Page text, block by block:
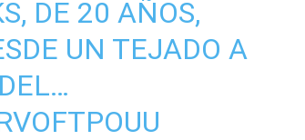
DE 20 AÑOS,
UN TEJADO A